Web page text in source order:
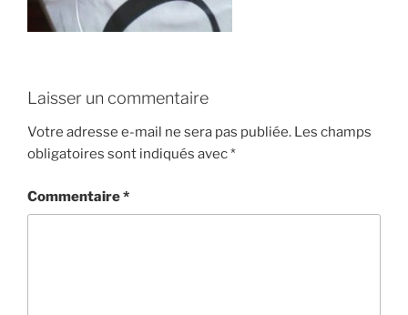
Laisser un commentaire
Votre adresse e-mail ne sera pas publiée. Les champs
obligatoires sont indiqués avec*
Commentaire*